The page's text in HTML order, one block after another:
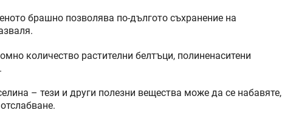
брашно позволява по-дългото съхранение на
количество растителни белтъци, полиненаситени
– тези и други полезни вещества може да се набавяте,